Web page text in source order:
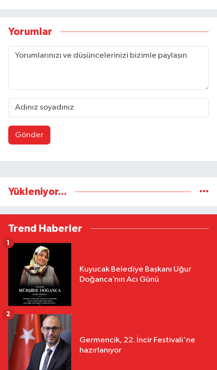
Yorumlar
Gönder
Yükleniyor...
Trend Haberler
Kuyucak Belediye Başkanı Uğur
Doğanca’nın Acı Günü
1
Germencik, 22. İncir Festivali'ne
hazırlanıyor
2